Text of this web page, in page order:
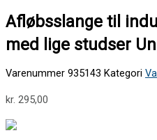
Afløbsslange til
med lige studser
Varenummer 935143 Kategori
kr. 295,00